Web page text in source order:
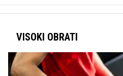
VISOKI OBRATI